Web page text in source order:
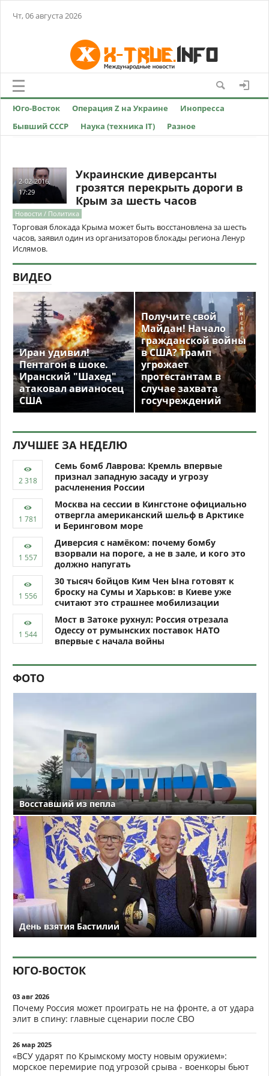
Чт, 06 августа 2026
Юго-Восток Операция Z на Украине
Инопресса
Бывший СССР
Наука (техника IT) Разное
2-02-2016,
17:29
Украинские диверсанты
грозятся перекрыть дороги в
Крым за шесть часов
Новости / Политика
Торговая блокада Крыма может быть восстановлена за шесть
часов, заявил один из организаторов блокады региона Ленур
Ислямов.
ВИДЕО
Иран удивил!
Пентагон в шоке.
Иранский "Шахед"
атаковал авианосец
США
Получите свой
Майдан! Начало
гражданской войны
в США? Трамп
угрожает
протестантам в
случае захвата
госучреждений
ЛУЧШЕЕ ЗА НЕДЕЛЮ
Семь бомб Лаврова: Кремль впервые
признал западную засаду и угрозу
расчленения России
Москва на сессии в Кингстоне официально
отвергла американский шельф в Арктике
и Беринговом море
Диверсия с намёком: почему бомбу
взорвали на пороге, а не в зале, и кого это
должно напугать
30 тысяч бойцов Ким Чен Ына готовят к
броску на Сумы и Харьков: в Киеве уже
считают это страшнее мобилизации
Мост в Затоке рухнул: Россия отрезала
Одессу от румынских поставок НАТО
впервые с начала войны
ФОТО
Восставший из пепла
День взятия Бастилии
ЮГО-ВОСТОК
03 авг 2026
Почему Россия может проиграть не на фронте, а от удара
элит в спину: главные сценарии после СВО
26 мар 2025
«ВСУ ударят по Крымскому мосту новым оружием»:
морское перемирие под угрозой срыва - военкоры бьют